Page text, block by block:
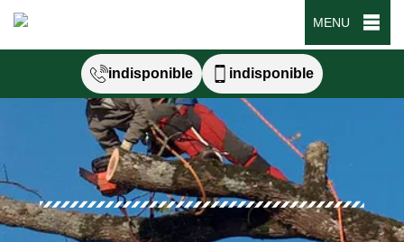
MENU
indisponible indisponible